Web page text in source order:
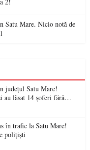
Satu Mare. Nicio notă de
județul Satu Mare!
au lăsat 14 șoferi fără
în trafic la Satu Mare!
polițiști